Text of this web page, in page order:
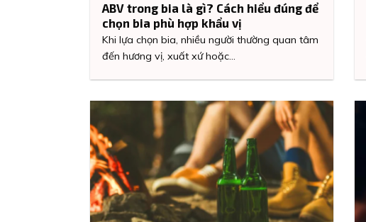
ABV trong bia là gì? Cách hiểu đúng để
chọn bia phù hợp khẩu vị
Khi lựa chọn bia, nhiều người thường quan tâm
đến hương vị, xuất xứ hoặc...